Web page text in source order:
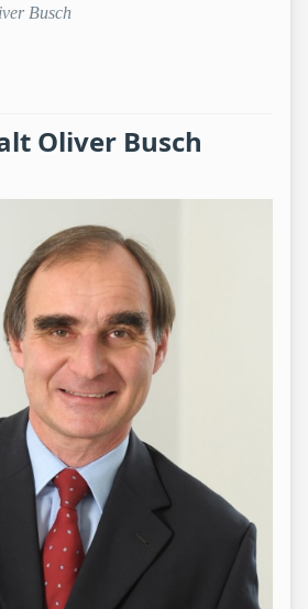
Busch
Oliver Busch